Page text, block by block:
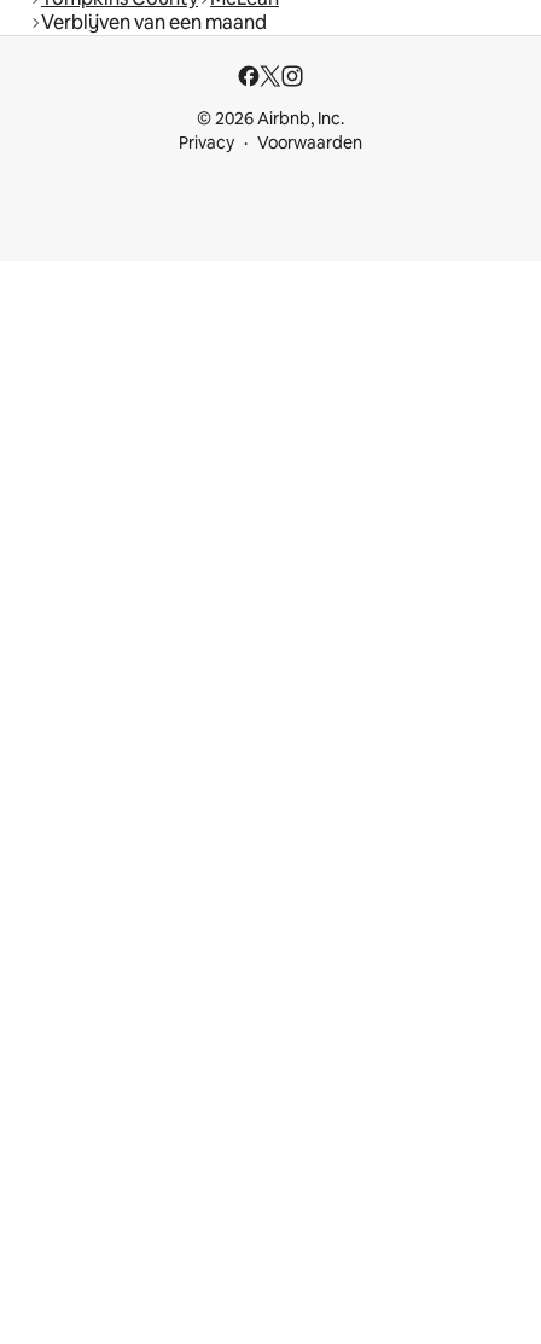
Verblijven van een maand
© 2026 Airbnb, Inc.
Privacy
Voorwaarden